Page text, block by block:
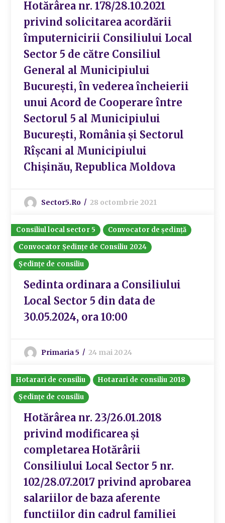
Hotărârea nr. 178/28.10.2021
privind solicitarea acordării
împuternicirii Consiliului Local
Sector 5 de către Consiliul
General al Municipiului
București, în vederea încheierii
unui Acord de Cooperare între
Sectorul 5 al Municipiului
București, România și Sectorul
Rîșcani al Municipiului
Chișinău, Republica Moldova
Sector5.ro 28 octombrie 2021
Consiliul local sector 5
Convocator de ședință
Convocator Ședințe de Consiliu 2024
Ședințe de consiliu
Sedinta ordinara a Consiliului
Local Sector 5 din data de
30.05.2024, ora 10:00
Primaria 5 24 mai 2024
Hotarari de consiliu
Hotarari de consiliu 2018
Ședințe de consiliu
Hotărârea nr. 23/26.01.2018
privind modificarea și
completarea Hotărârii
Consiliului Local Sector 5 nr.
102/28.07.2017 privind aprobarea
salariilor de baza aferente
functiilor din cadrul familiei